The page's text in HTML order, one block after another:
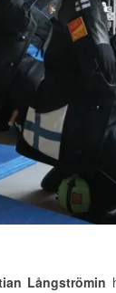
Långströmin